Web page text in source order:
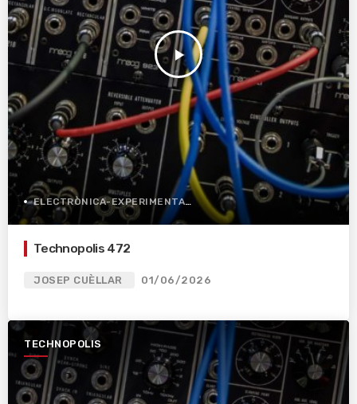
play_arrow
ELECTRÒNICA-EXPERIMENTAL
Technopolis 472
JOSEP CUÈLLAR 01/06/2026
TECHNOPOLIS